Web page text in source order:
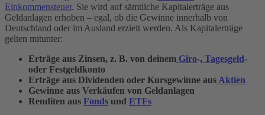
Einkommensteuer. Sie wird auf sämtliche Kapitalerträge aus
Geldanlagen erhoben – egal, ob die Gewinne innerhalb von
Deutschland oder im Ausland erzielt werden. Als Kapitalerträge
gelten mitunter:
Erträge aus Zinsen, z. B. von deinem Giro-, Tagesgeld-
oder Festgeldkonto
Erträge aus Dividenden oder Kursgewinne aus Aktien
Gewinne aus Verkäufen von Geldanlagen
Renditen aus Fonds und ETFs